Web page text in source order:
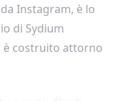
Instagram, è lo
di Sydium
è costruito attorno